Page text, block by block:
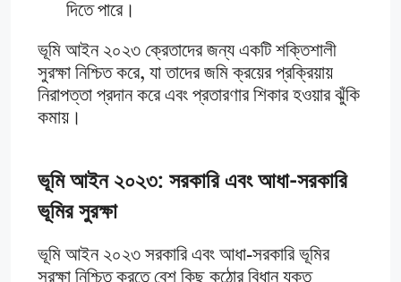
দিতে পারে।
ভূমি আইন ২০২৩ ক্রেতাদের জন্য একটি শক্তিশালী
সুরক্ষা নিশ্চিত করে, যা তাদের জমি ক্রয়ের প্রক্রিয়ায়
নিরাপত্তা প্রদান করে এবং প্রতারণার শিকার হওয়ার ঝুঁকি
কমায়​।
ভূমি আইন ২০২৩: সরকারি এবং আধা-সরকারি
ভূমির সুরক্ষা
ভূমি আইন ২০২৩ সরকারি এবং আধা-সরকারি ভূমির
সুরক্ষা নিশ্চিত করতে বেশ কিছু কঠোর বিধান যুক্ত